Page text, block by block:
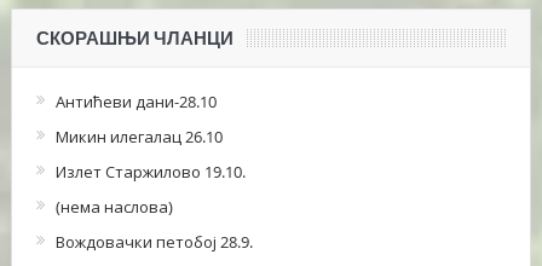
СКОРАШЊИ ЧЛАНЦИ
Антићеви дани-28.10
Микин илегалац 26.10
Излет Старжилово 19.10.
(нема наслова)
Вождовачки петобој 28.9.